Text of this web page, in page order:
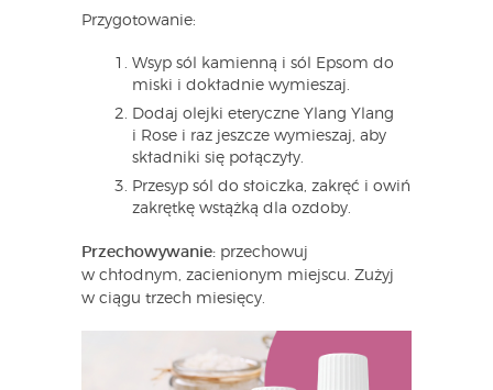
Przygotowanie:
Wsyp sól kamienną i sól Epsom do
miski i dokładnie wymieszaj.
Dodaj olejki eteryczne Ylang Ylang
i Rose i raz jeszcze wymieszaj, aby
składniki się połączyły.
Przesyp sól do słoiczka, zakręć i owiń
zakrętkę wstążką dla ozdoby.
Przechowywanie: przechowuj
w chłodnym, zacienionym miejscu. Zużyj
w ciągu trzech miesięcy.